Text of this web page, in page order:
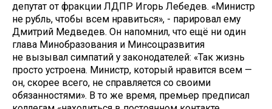
депутат от фракции ЛДПР Игорь Лебедев. «Министр
не рубль, чтобы всем нравиться», - парировал ему
Дмитрий Медведев. Он напомнил, что ещё ни один
глава Минобразования и Минсоцразвития
не вызывал симпатий у законодателей: «Так жизнь
просто устроена. Министр, который нравится всем —
он, скорее всего, не справляется со своими
обязанностями». В то же время, премьер предписал